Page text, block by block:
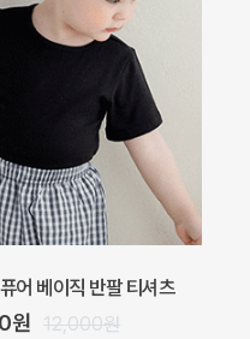
어 베이직 반팔 티셔츠
원 12,000원